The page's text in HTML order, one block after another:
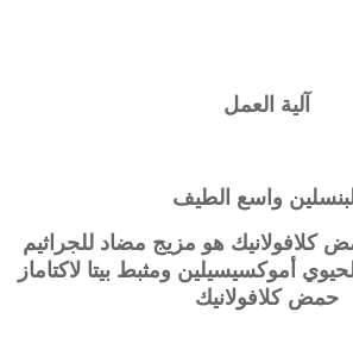
آلية العمل
واسع الطيف
كلافولانيك هو مزيج مضاد للجراثيم
أموكسيسيلين ومثبط بيتا لاكتاماز
حمض كلافولانيك